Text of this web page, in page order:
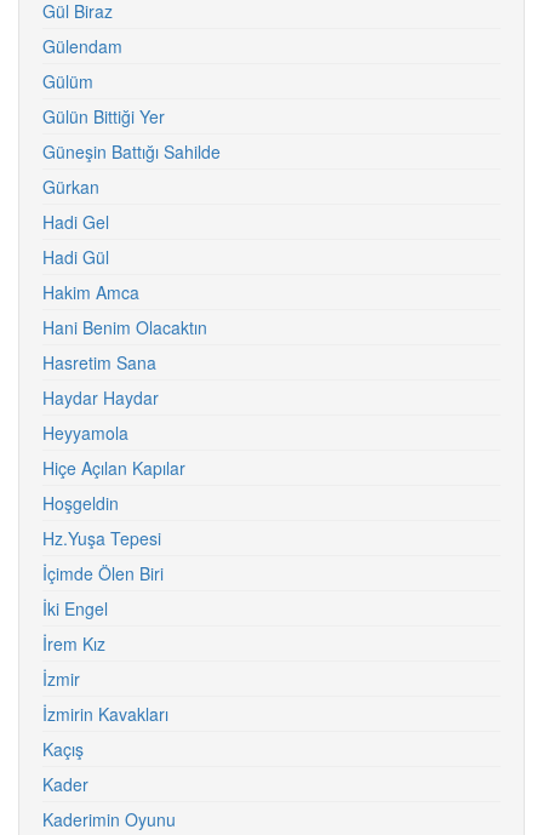
Gül Biraz
Gülendam
Gülüm
Gülün Bittiği Yer
Güneşin Battığı Sahilde
Gürkan
Hadi Gel
Hadi Gül
Hakim Amca
Hani Benim Olacaktın
Hasretim Sana
Haydar Haydar
Heyyamola
Hiçe Açılan Kapılar
Hoşgeldin
Hz.Yuşa Tepesi
İçimde Ölen Biri
İki Engel
İrem Kız
İzmir
İzmirin Kavakları
Kaçış
Kader
Kaderimin Oyunu